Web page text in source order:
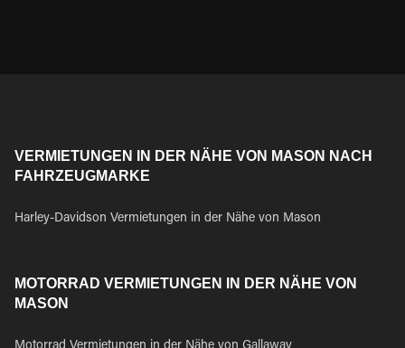
VERMIETUNGEN IN DER NÄHE VON MASON NACH
FAHRZEUGMARKE
Harley-Davidson Vermietungen in der Nähe von Mason
MOTORRAD VERMIETUNGEN IN DER NÄHE VON
MASON